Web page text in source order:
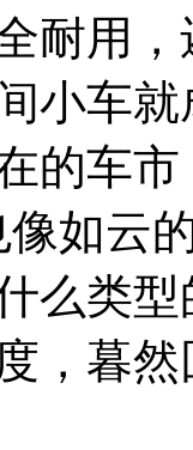
耐用
小车
的车
如云
么类
，暮